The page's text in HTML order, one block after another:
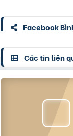
Facebook
Các tin liên